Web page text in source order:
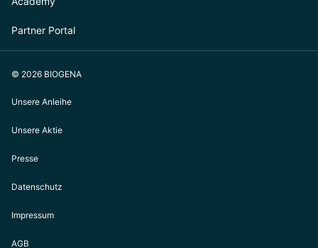
Partner Portal
© 2026 BIOGENA
Unsere Anleihe
Unsere Aktie
Presse
Datenschutz
Impressum
AGB